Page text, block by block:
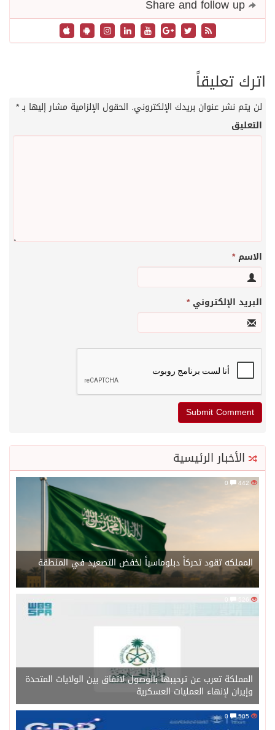
اترك تعليقاً
لن يتم نشر عنوان بريدك الإلكتروني. الحقول الإلزامية مشار إليها بـ*
التعليق
الاسم*
البريد الإلكتروني*
الأخبار الرئيسية
المملكه تقود تحركاً دبلوماسياً لخفض التصعيد في المنطقة
526
المملكة تعرب عن ترحيبها بالوصول لاتفاق بين الولايات المتحدة
وإيران لإنهاء العمليات العسكرية
505